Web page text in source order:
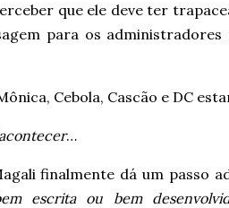
que ele deve ter
para os
Cebola, Cascão e DC
…
finalmente dá um passo
escrita ou bem